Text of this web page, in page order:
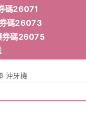
碼26071
碼26073
碼26075
沖牙機